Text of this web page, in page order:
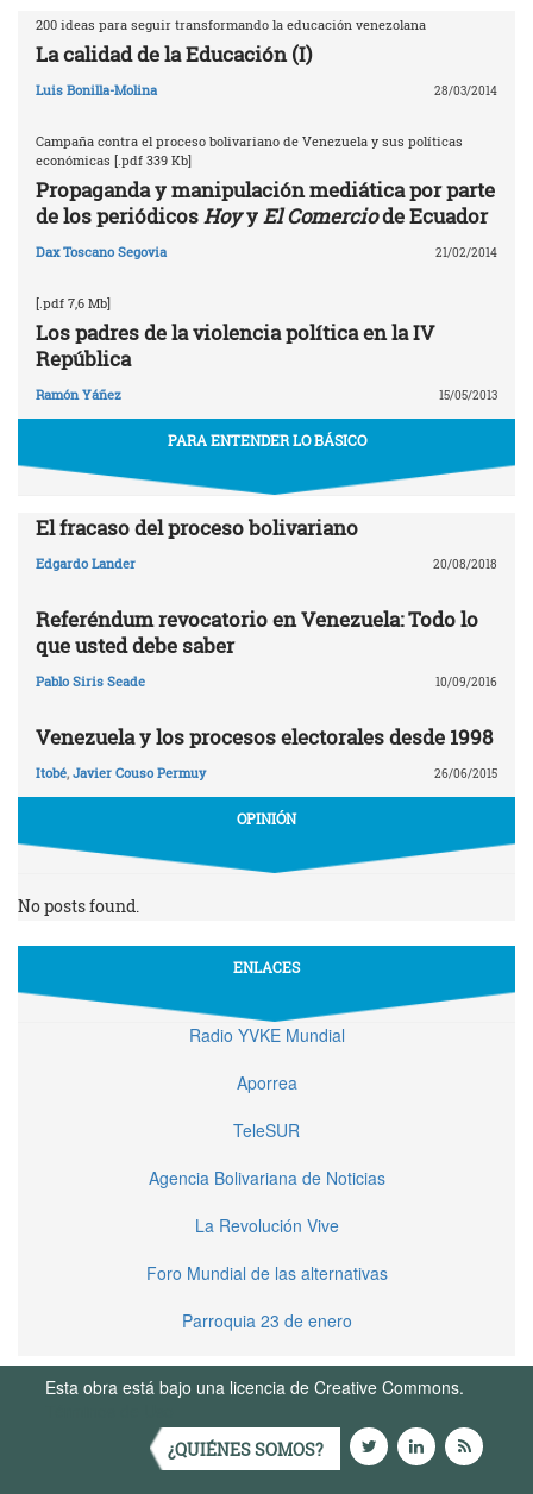
200 ideas para seguir transformando la educación venezolana
La calidad de la Educación (I)
Luis Bonilla-Molina 28/03/2014
Campaña contra el proceso bolivariano de Venezuela y sus políticas
económicas [.pdf 339 Kb]
Propaganda y manipulación mediática por parte
de los periódicosHoyyEl Comerciode Ecuador
Dax Toscano Segovia 21/02/2014
[.pdf 7,6 Mb]
Los padres de la violencia política en la IV
República
Ramón Yáñez 15/05/2013
PARA ENTENDER LO BÁSICO
El fracaso del proceso bolivariano
Edgardo Lander 20/08/2018
Referéndum revocatorio en Venezuela: Todo lo
que usted debe saber
Pablo Siris Seade 10/09/2016
Venezuela y los procesos electorales desde 1998
Itobé, Javier Couso Permuy 26/06/2015
OPINIÓN
No posts found.
ENLACES
Radio YVKE Mundial
Aporrea
TeleSUR
Agencia Bolivariana de Noticias
La Revolución Vive
Foro Mundial de las alternativas
Parroquia 23 de enero
Esta obra está bajo una licencia de Creative Commons.
¿QUIÉNES SOMOS?